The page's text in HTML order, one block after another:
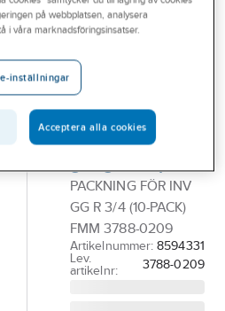
Packningar
FMM 3788-
0209 för
invändig
PACKNING FÖR INV
GG R 3/4 (10-PACK)
FMM 3788-0209
Artikelnummer: 8594331
Lev.
artikelnr:
3788-0209
på webbplatsen, analysera
i våra marknadsföringsinsatser.
inställningar
Acceptera alla cookies